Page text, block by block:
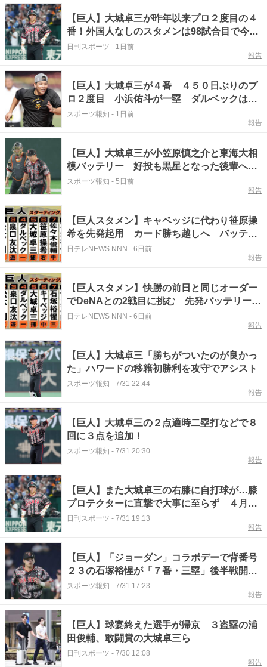
【巨人】大城卓三が昨年以来プロ２度目の４
番！外国人なしのスタメンは98試合目で今季
初／一覧
日刊スポーツ - 1日前
報告
【巨人】大城卓三が４番 ４５０日ぶりのプ
ロ２度目 小浜佑斗が一塁 ダルベックはベ
ンチスタート…広島戦
スポーツ報知 - 1日前
報告
【巨人】大城卓三が小笠原慎之介と東海大相
模バッテリー 好投も黒星となった後輩へ
「マウンドでの闘争心がすごい」
スポーツ報知 - 5日前
報告
【巨人スタメン】キャベッジに代わり笹原操
希を先発起用 カード勝ち越しへ バッテリ
ーは小笠原慎之介＆大城卓三
日テレNEWS NNN - 6日前
報告
【巨人スタメン】快勝の前日と同じオーダー
でDeNAとの2戦目に挑む 先発バッテリーは
竹丸和幸ー大城卓三
日テレNEWS NNN - 6日前
報告
【巨人】大城卓三「勝ちがついたのが良かっ
た」ハワードの移籍初勝利を攻守でアシスト
スポーツ報知 - 7/31 22:44
報告
【巨人】大城卓三の２点適時二塁打などで８
回に３点を追加！
スポーツ報知 - 7/31 20:30
報告
【巨人】また大城卓三の右膝に自打球が…膝
プロテクターに直撃で大事に至らず ４月自
打球で欠場
日刊スポーツ - 7/31 19:13
報告
【巨人】「ジョーダン」コラボデーで背番号
２３の石塚裕惺が「７番・三塁」後半戦開幕
投手のハワードは大城卓三とバッテリー…Ｄ
スポーツ報知 - 7/31 17:23
報告
【巨人】球宴終えた選手が帰京 ３盗塁の浦
田俊輔、敢闘賞の大城卓三ら
日刊スポーツ - 7/30 12:08
報告